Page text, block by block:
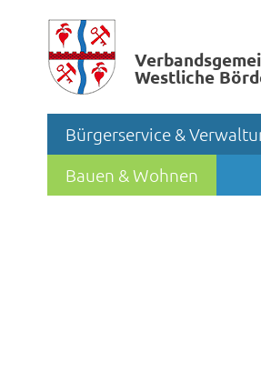
Westliche
Bürgerservice &
Bauen & Wohnen